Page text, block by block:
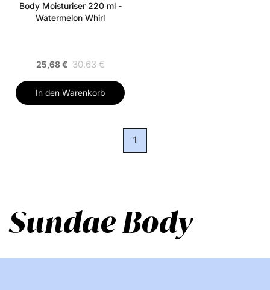
Body Moisturiser 220 ml -
Watermelon Whirl
25,68 € 30,63 €
In den Warenkorb
1
Sundae Body